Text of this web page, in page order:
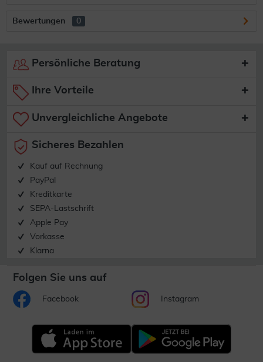
Bewertungen 0
Persönliche Beratung
Ihre Vorteile
Unvergleichliche Angebote
Sicheres Bezahlen
Kauf auf Rechnung
PayPal
Kreditkarte
SEPA-Lastschrift
Apple Pay
Vorkasse
Klarna
Folgen Sie uns auf
Facebook Instagram